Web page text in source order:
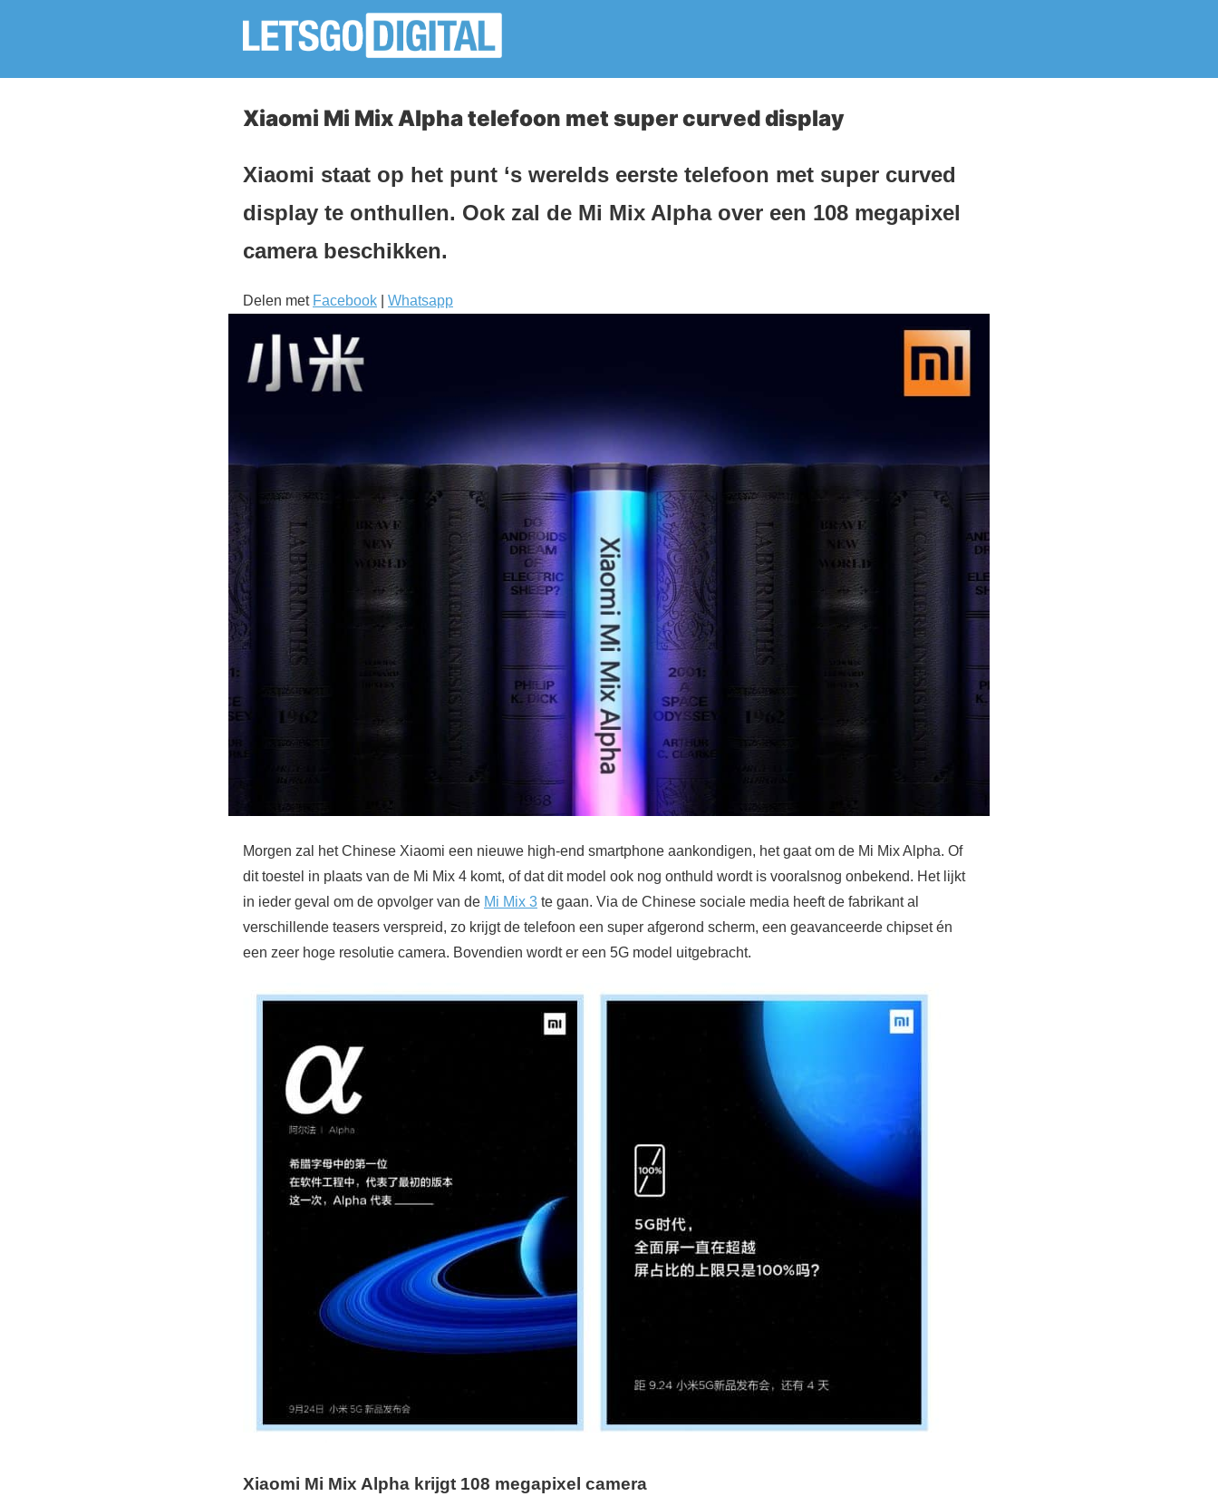
Xiaomi Mi Mix Alpha telefoon met super curved display
Xiaomi staat op het punt ‘s werelds eerste telefoon met super curved
display te onthullen. Ook zal de Mi Mix Alpha over een 108 megapixel
camera beschikken.
Delen met Facebook Whatsapp
Morgen zal het Chinese Xiaomi een nieuwe high-end smartphone aankondigen, het gaat om de Mi Mix Alpha. Of
dit toestel in plaats van de Mi Mix 4 komt, of dat dit model ook nog onthuld wordt is vooralsnog onbekend. Het lijkt
in ieder geval om de opvolger van de Mi Mix 3 te gaan. Via de Chinese sociale media heeft de fabrikant al
verschillende teasers verspreid, zo krijgt de telefoon een super afgerond scherm, een geavanceerde chipset én
een zeer hoge resolutie camera. Bovendien wordt er een 5G model uitgebracht.
Xiaomi Mi Mix Alpha krijgt 108 megapixel camera